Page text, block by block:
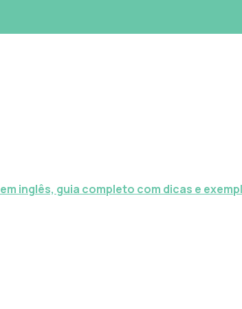
inglês, guia completo com dicas e